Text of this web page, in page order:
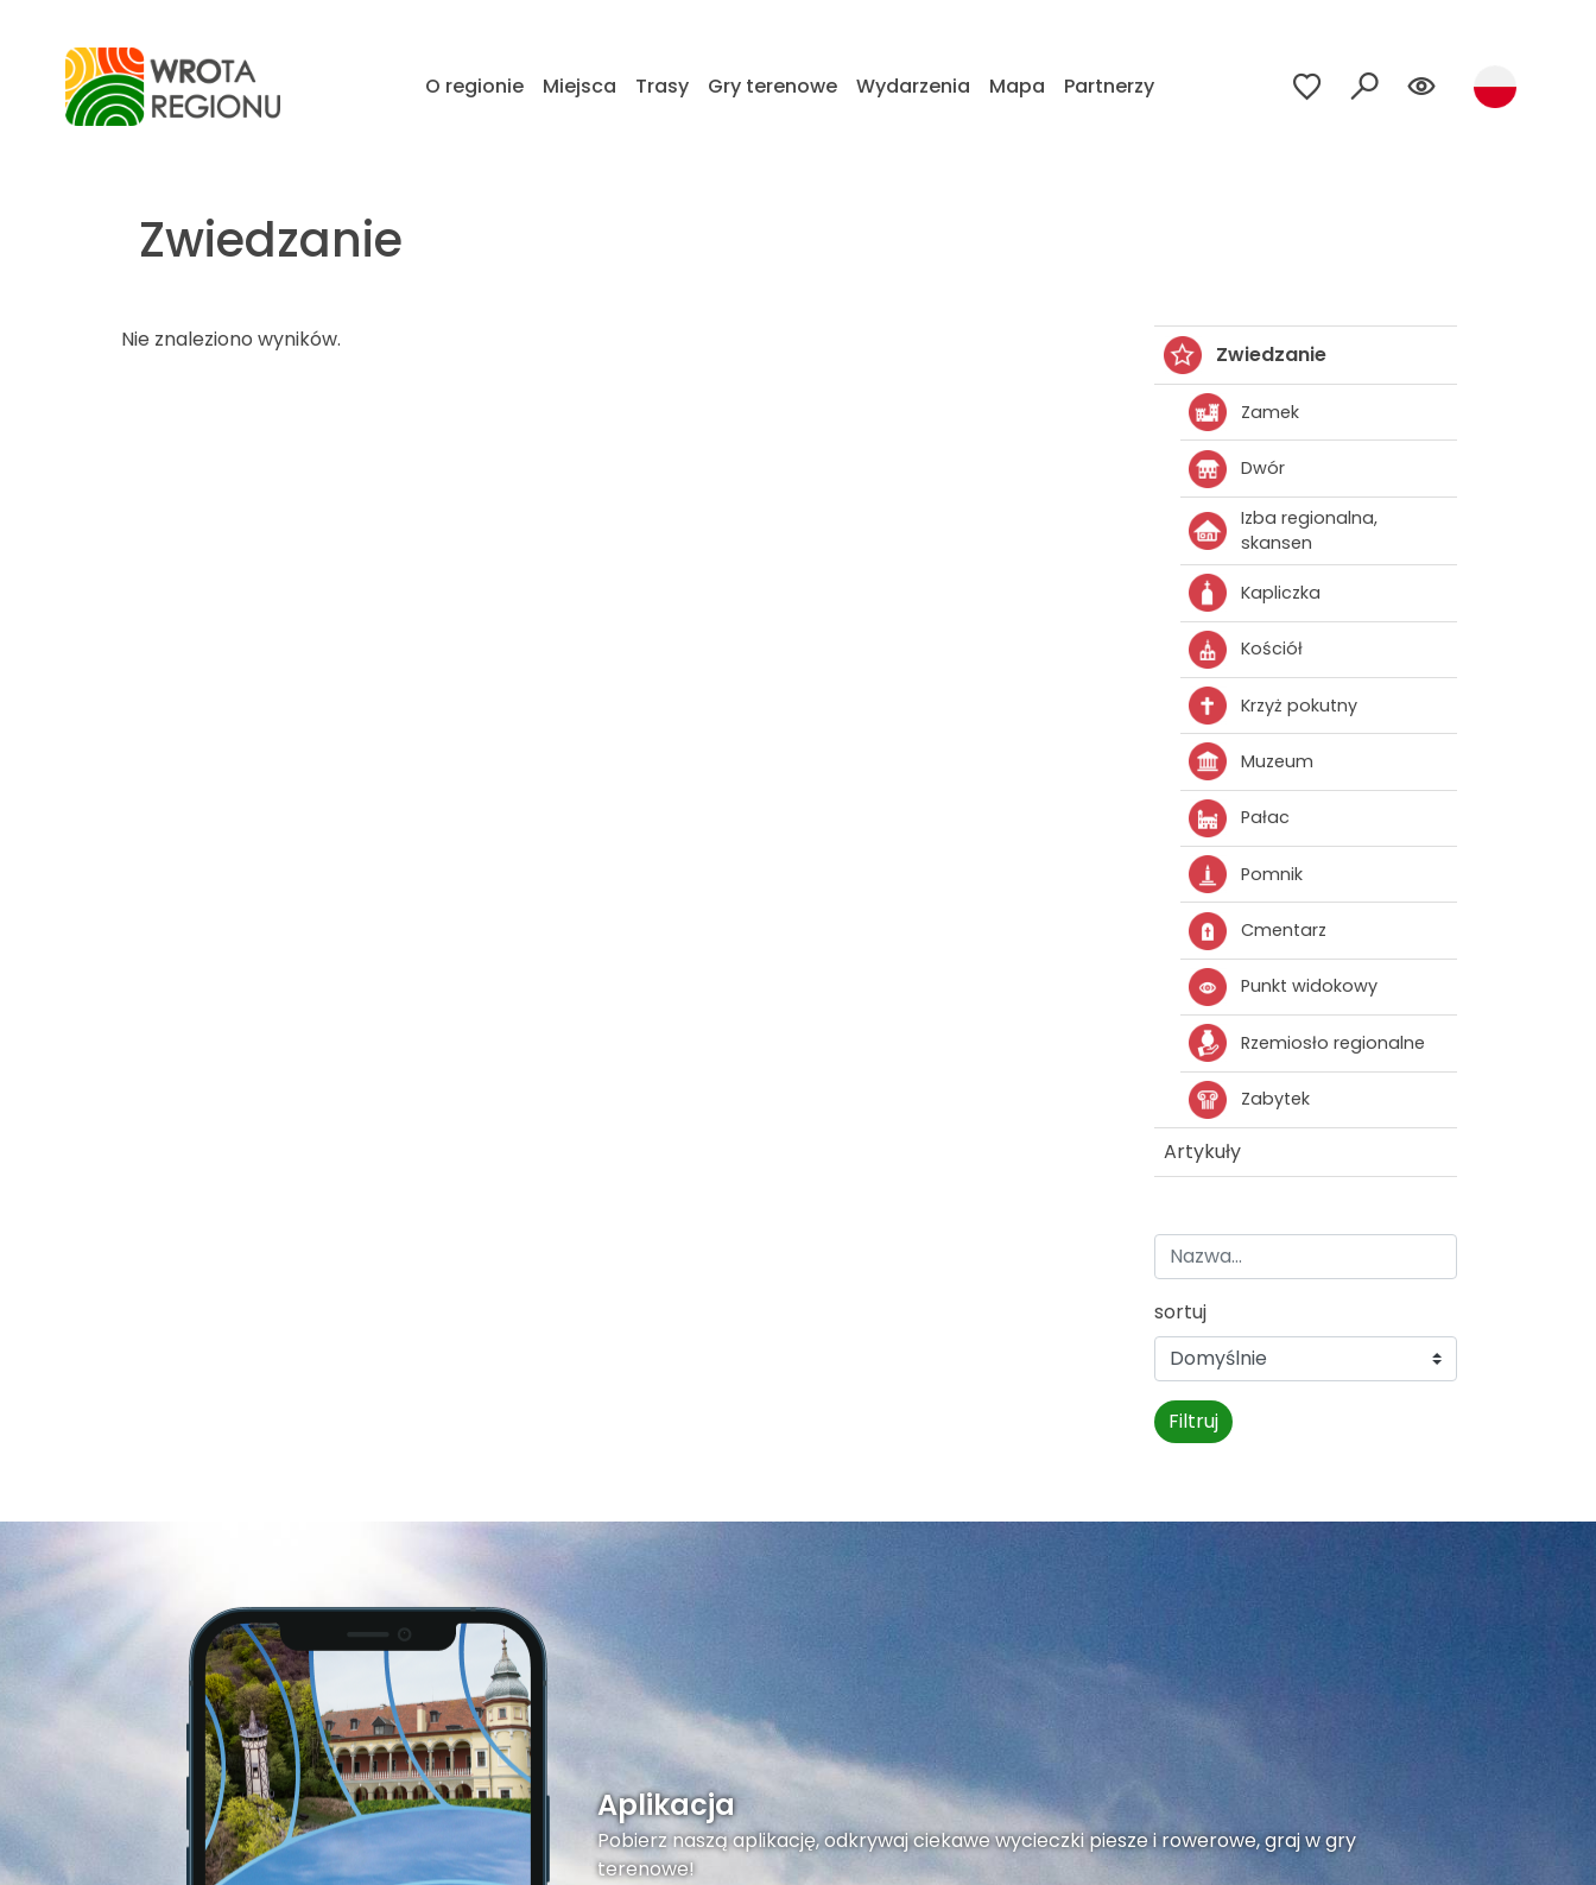
O regionie Miejsca Trasy Gry terenowe Wydarzenia Mapa Partnerzy
Zwiedzanie
Nie znaleziono wyników.
Zwiedzanie
Zamek
Dwór
Izba regionalna,
skansen
Kapliczka
Kościół
Krzyż pokutny
Muzeum
Pałac
Pomnik
Cmentarz
Punkt widokowy
Rzemiosło regionalne
Zabytek
Artykuły
sortuj
Filtruj
Aplikacja
Pobierz naszą aplikację, odkrywaj ciekawe wycieczki piesze i rowerowe, graj w gry
terenowe!